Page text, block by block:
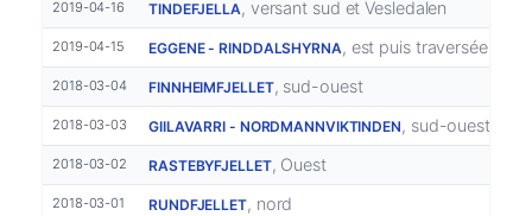
2019-04-16 TINDEFJELLA , versant sud et Vesledalen
2019-04-15 EGGENE - RINDDALSHYRNA , est puis traversée
2018-03-04 FINNHEIMFJELLET, sud-ouest
2018-03-03 GIILAVARRI - NORDMANNVIKTINDEN , sud-ouest
2018-03-02 RASTEBYFJELLET, Ouest
2018-03-01 RUNDFJELLET, nord